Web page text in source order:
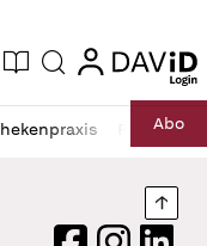
Ausgabe
Suche login
RechtAbo
FacebookInstagram